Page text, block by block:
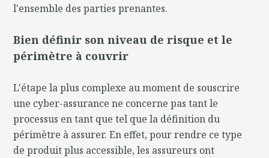
l'ensemble des parties prenantes.
Bien définir son niveau de risque et le
périmètre à couvrir
L'étape la plus complexe au moment de souscrire
une cyber-assurance ne concerne pas tant le
processus en tant que tel que la définition du
périmètre à assurer. En effet, pour rendre ce type
de produit plus accessible, les assureurs ont